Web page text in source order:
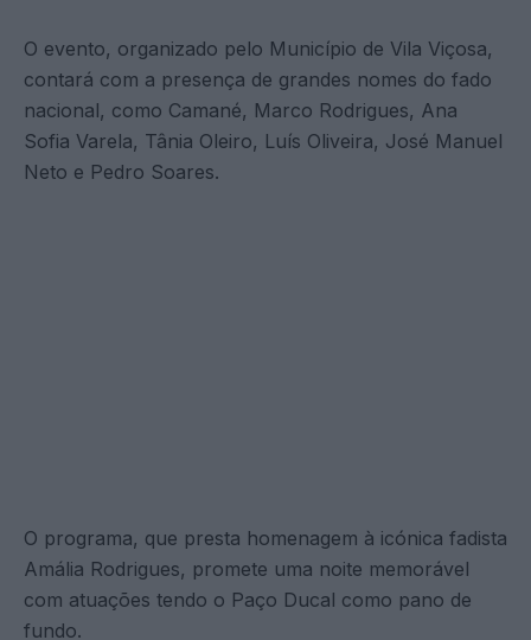
O evento, organizado pelo Município de Vila Viçosa,
contará com a presença de grandes nomes do fado
nacional, como Camané, Marco Rodrigues, Ana
Sofia Varela, Tânia Oleiro, Luís Oliveira, José Manuel
Neto e Pedro Soares.
O programa, que presta homenagem à icónica fadista
Amália Rodrigues, promete uma noite memorável
com atuações tendo o Paço Ducal como pano de
fundo.